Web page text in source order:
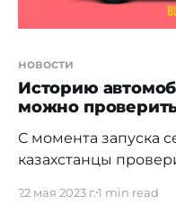
новости
Историю
можно
С момента запуска
казахстанцы
подержанного авто
22 мая 2023 г.1 min read